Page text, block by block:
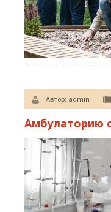
Автор: admin
Амбулаторию